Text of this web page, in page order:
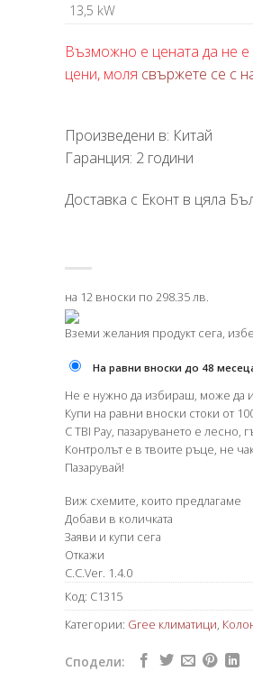
13,5 kW
Възможно е цената да не е
цени, моля свържете се с
Произведени в: Китай
Гаранция: 2 години
Доставка с Еконт в цяла
на 12 вноски по 298.35 лв.
Вземи желания продукт сега,
На равни вноски до 48
Не е нужно да избираш, може да
Купи на равни вноски стоки от
С TBI Pay, пазаруването е лесно,
Контролът е в твоите ръце, не
Пазарувай!
Виж схемите, които предлагаме
Добави в количката
Заяви и купи сега
Откажи
C.C.Ver. 1.4.0
Код: C1315
Категории: Gree климатици,
Сподели: